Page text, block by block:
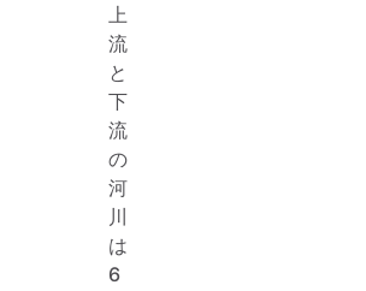
上
流
と
下
流
の
河
川
は
6